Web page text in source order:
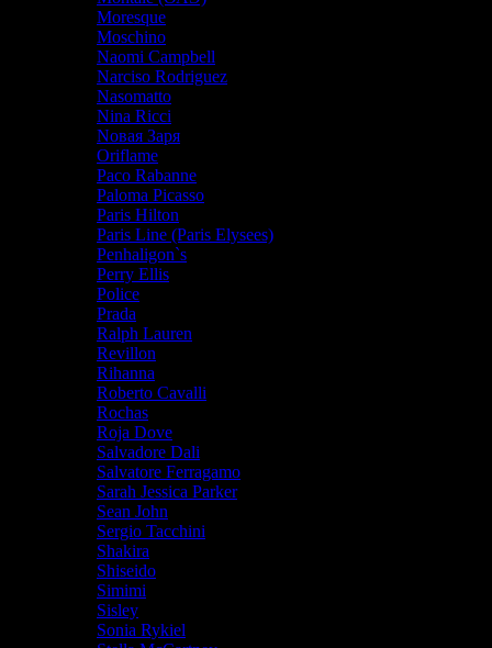
Moresque
Moschino
Naomi Campbell
Narciso Rodriguez
Nasomatto
Nina Ricci
Nовая Заря
Oriflame
Paco Rabanne
Paloma Picasso
Paris Hilton
Paris Line (Paris Elysees)
Penhaligon`s
Perry Ellis
Police
Prada
Ralph Lauren
Revillon
Rihanna
Roberto Cavalli
Rochas
Roja Dove
Salvadore Dali
Salvatore Ferragamo
Sarah Jessica Parker
Sean John
Sergio Tacchini
Shakira
Shiseido
Simimi
Sisley
Sonia Rykiel